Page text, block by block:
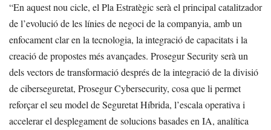
“En aquest nou cicle, el Pla Estratègic serà el principal catalitzador
de l’evolució de les línies de negoci de la companyia, amb un
enfocament clar en la tecnologia, la integració de capacitats i la
creació de propostes més avançades. Prosegur Security serà un
dels vectors de transformació després de la integració de la divisió
de ciberseguretat, Prosegur Cybersecurity, cosa que li permet
reforçar el seu model de Seguretat Híbrida, l’escala operativa i
accelerar el desplegament de solucions basades en IA, analítica